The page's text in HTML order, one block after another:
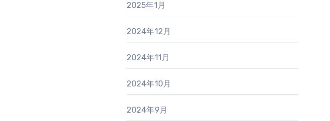
2025年1月
2024年12月
2024年11月
2024年10月
2024年9月